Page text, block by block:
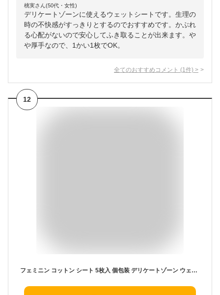
桃実さん(50代・女性)
デリケートゾーンに使えるウェットシートです。生理の
時の不快感がすっきりとするのでおすすめです。かぶれ
る心配がないので安心してふき取ることが出来ます。や
や厚手なので、1かい1枚でOK。
全てのおすすめコメント (1 件) >
12
フェミニン コットン シート 5枚入 個包装 デリケートゾーン ウェットシート 弱酸性